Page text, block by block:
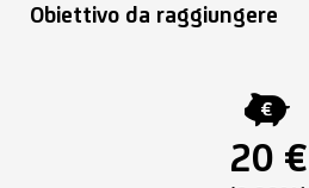
Obiettivo da raggiungere
20 €